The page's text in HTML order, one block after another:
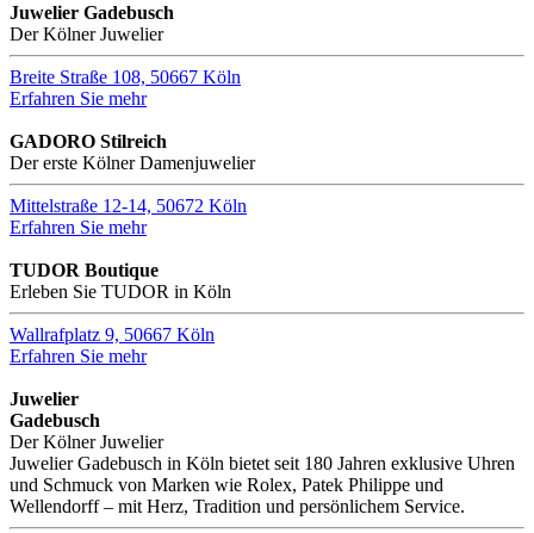
Juwelier Gadebusch
Der Kölner Juwelier
Breite Straße 108, 50667 Köln
Erfahren Sie mehr
GADORO Stilreich
Der erste Kölner Damenjuwelier
Mittelstraße 12-14, 50672 Köln
Erfahren Sie mehr
TUDOR Boutique
Erleben Sie TUDOR in Köln
Wallrafplatz 9, 50667 Köln
Erfahren Sie mehr
Juwelier
Gadebusch
Der Kölner Juwelier
Juwelier Gadebusch in Köln bietet seit 180 Jahren exklusive Uhren
und Schmuck von Marken wie Rolex, Patek Philippe und
Wellendorff – mit Herz, Tradition und persönlichem Service.